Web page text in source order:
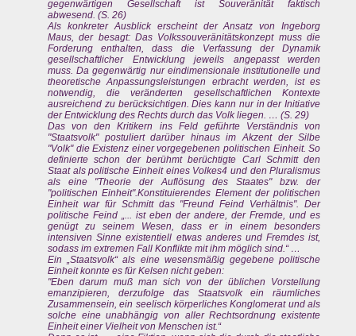
gegenwärtigen Gesellschaft ist Souveränität faktisch
abwesend. (S. 26)
Als konkreter Ausblick erscheint der Ansatz von Ingeborg
Maus, der besagt: Das Volkssouveränitätskonzept muss die
Forderung enthalten, dass die Verfassung der Dynamik
gesellschaftlicher Entwicklung jeweils angepasst werden
muss. Da gegenwärtig nur eindimensionale institutionelle und
theoretische Anpassungsleistungen erbracht werden, ist es
notwendig, die veränderten gesellschaftlichen Kontexte
ausreichend zu berücksichtigen. Dies kann nur in der Initiative
der Entwicklung des Rechts durch das Volk liegen. … (S. 29)
Das von den Kritikern ins Feld geführte Verständnis von
"Staatsvolk" postuliert darüber hinaus im Akzent der Silbe
"Volk" die Existenz einer vorgegebenen politischen Einheit. So
definierte schon der berühmt berüchtigte Carl Schmitt den
Staat als politische Einheit eines Volkes4 und den Pluralismus
als eine "Theorie der Auflösung des Staates" bzw. der
"politischen Einheit".Konstituierendes Element der politischen
Einheit war für Schmitt das "Freund Feind Verhältnis". Der
politische Feind „... ist eben der andere, der Fremde, und es
genügt zu seinem Wesen, dass er in einem besonders
intensiven Sinne existentiell etwas anderes und Fremdes ist,
sodass im extremen Fall Konflikte mit ihm möglich sind.“ …
Ein „Staatsvolk“ als eine wesensmäßig gegebene politische
Einheit konnte es für Kelsen nicht geben:
"Eben darum muß man sich von der üblichen Vorstellung
emanzipieren, derzufolge das Staatsvolk ein räumliches
Zusammensein, ein seelisch körperliches Konglomerat und als
solche eine unabhängig von aller Rechtsordnung existente
Einheit einer Vielheit von Menschen ist.“